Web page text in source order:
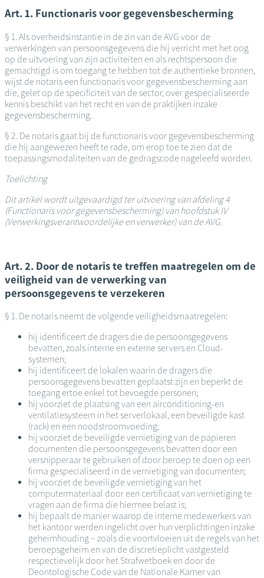
Art. 1. Functionaris voor gegevensbescherming
§ 1. Als overheidsinstantie in de zin van de AVG voor de
verwerkingen van persoonsgegevens die hij verricht met het oog
op de uitvoering van zijn activiteiten en als rechtspersoon die
gemachtigd is om toegang te hebben tot de authentieke bronnen,
wijst de notaris een functionaris voor gegevensbescherming aan
die, gelet op de specificiteit van de sector, over gespecialiseerde
kennis beschikt van het recht en van de praktijken inzake
gegevensbescherming.
§ 2. De notaris gaat bij de functionaris voor gegevensbescherming
die hij aangewezen heeft te rade, om erop toe te zien dat de
toepassingsmodaliteiten van de gedragscode nageleefd worden.
Toelichting
Dit artikel wordt uitgevaardigd ter uitvoering van afdeling 4
(Functionaris voor gegevensbescherming) van hoofdstuk IV
(Verwerkingsverantwoordelijke en verwerker) van de AVG.
Art. 2. Door de notaris te treffen maatregelen om de
veiligheid van de verwerking van
persoonsgegevens te verzekeren
§ 1. De notaris neemt de volgende veiligheidsmaatregelen:
hij identificeert de dragers die de persoonsgegevens
bevatten, zoals interne en externe servers en Cloud-
systemen;
hij identificeert de lokalen waarin de dragers die
persoonsgegevens bevatten geplaatst zijn en beperkt de
toegang ertoe enkel tot bevoegde personen;
hij voorziet de plaatsing van een airconditioning-en
ventilatiesysteem in het serverlokaal, een beveiligde kast
(rack) en een noodstroomvoeding;
hij voorziet de beveiligde vernietiging van de papieren
documenten die persoonsgegevens bevatten door een
versnipperaar te gebruiken of door beroep te doen op een
firma gespecialiseerd in de vernietiging van documenten;
hij voorziet de beveiligde vernietiging van het
computermateriaal door een certificaat van vernietiging te
vragen aan de firma die hiermee belast is;
hij bepaalt de manier waarop de interne medewerkers van
het kantoor werden ingelicht over hun verplichtingen inzake
geheimhouding – zoals die voortvloeien uit de regels van het
beroepsgeheim en van de discretieplicht vastgesteld
respectievelijk door het Strafwetboek en door de
Deontologische Code van de Nationale Kamer van